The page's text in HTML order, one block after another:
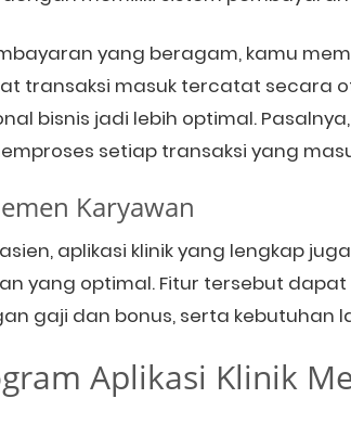
yang beragam, kamu
transaksi masuk tercatat secara
bisnis jadi lebih optimal.
setiap transaksi yang
Karyawan
aplikasi klinik yang lengkap
yang optimal. Fitur tersebut
gaji dan bonus, serta kebutuhan
Aplikasi Klinik